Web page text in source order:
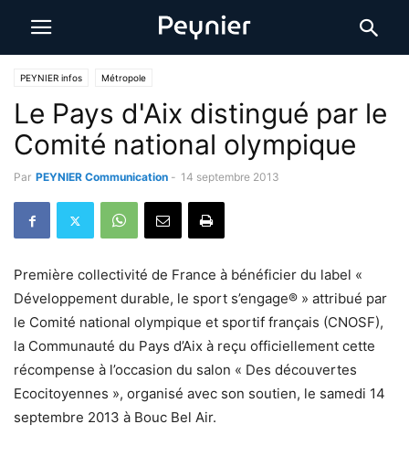
PEYNIER infos Métropole
Le Pays d'Aix distingué par le
Comité national olympique
Par PEYNIER Communication - 14 septembre 2013
Première collectivité de France à bénéficier du label «
Développement durable, le sport s’engage® » attribué par
le Comité national olympique et sportif français (CNOSF),
la Communauté du Pays d’Aix à reçu officiellement cette
récompense à l’occasion du salon « Des découvertes
Ecocitoyennes », organisé avec son soutien, le samedi 14
septembre 2013 à Bouc Bel Air.